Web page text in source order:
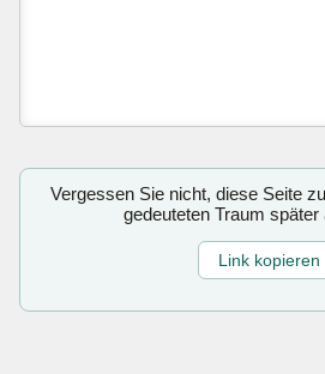
Vergessen Sie nicht, diese Seite
gedeuteten Traum später
Link kopieren